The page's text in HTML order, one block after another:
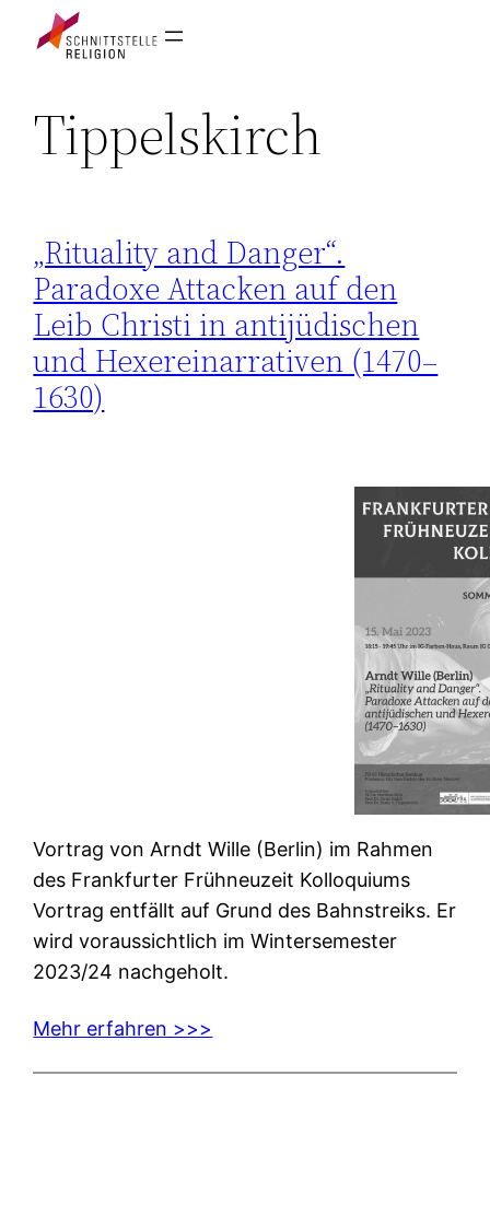
Tippelskirch
„Rituality and Danger“.
Paradoxe Attacken auf den
Leib Christi in antijüdischen
und Hexereinarrativen (1470–
1630)
Vortrag von Arndt Wille (Berlin) im Rahmen
des Frankfurter Frühneuzeit Kolloquiums
Vortrag entfällt auf Grund des Bahnstreiks. Er
wird voraussichtlich im Wintersemester
2023/24 nachgeholt.
Mehr erfahren >>>